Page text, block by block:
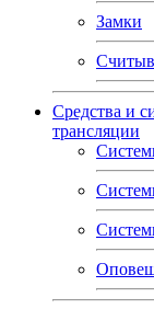
Замки
Средства и
трансляции